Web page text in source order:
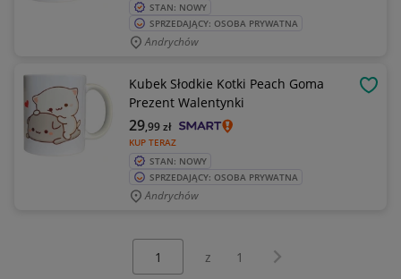
STAN: NOWY
SPRZEDAJĄCY: OSOBA PRYWATNA
Andrychów
Kubek Słodkie Kotki Peach Goma
Prezent Walentynki
KUP TERAZ
29,99zł
STAN: NOWY
SPRZEDAJĄCY: OSOBA PRYWATNA
Andrychów
z 1 Następna strona